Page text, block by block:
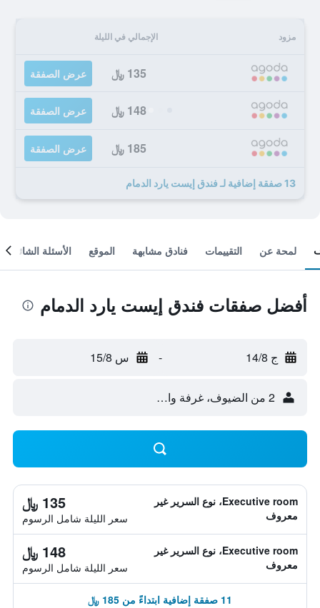
مزود الإجمالي في الليلة
135 ﷼ عرض الصفقة
148 ﷼ عرض الصفقة
185 ﷼ عرض الصفقة
13 صفقة إضافية لـ فندق إيست يارد الدمام
لمحة عن التقييمات فنادق مشابهة الموقع الأسئلة الشائعة
أفضل صفقات فندق إيست يارد الدمام
ج 14/8 - س 15/8
2 من الضيوف، غرفة واحدة
Executive room، نوع السرير غير
معروف
135 ﷼
سعر الليلة شامل الرسوم
Executive room، نوع السرير غير
معروف
148 ﷼
سعر الليلة شامل الرسوم
11 صفقة إضافية ابتداءً من 185 ﷼